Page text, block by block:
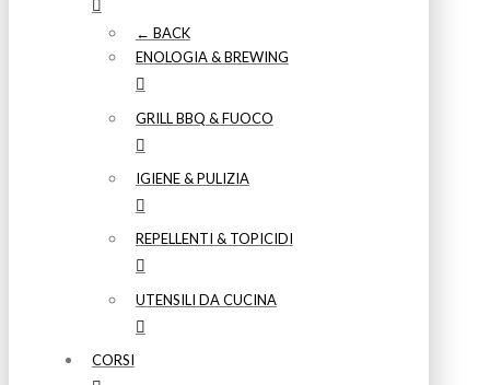
← BACK
ENOLOGIA & BREWING
GRILL BBQ & FUOCO
IGIENE & PULIZIA
REPELLENTI & TOPICIDI
UTENSILI DA CUCINA
CORSI